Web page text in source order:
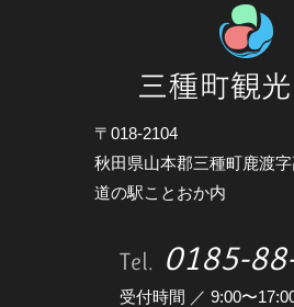
〒018-2104
秋田県山本郡三種町鹿渡
道の駅ことおか内
Tel. 0185-
受付時間 ／ 9:00〜